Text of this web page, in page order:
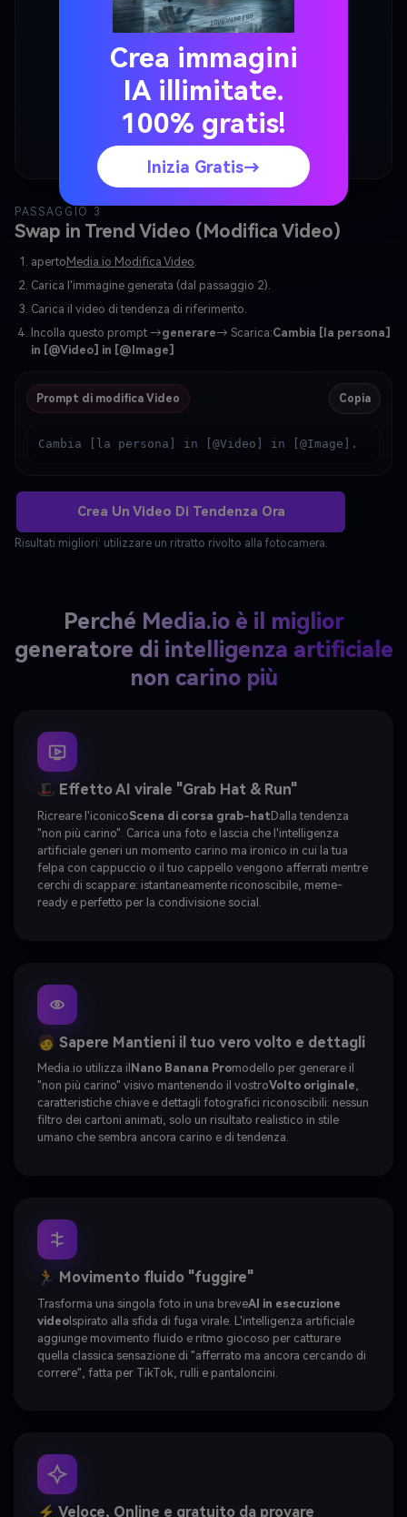
PASSAGGIO 3
Swap in Trend Video (Modifica Video)
aperto Media.io Modifica Video.
Carica l'immagine generata (dal passaggio 2).
Carica il video di tendenza di riferimento.
Incolla questo prompt →generare→ Scarica:Cambia [la persona]
in [@Video] in [@Image]
Prompt di modifica Video Copia
Cambia [la persona] in [@Video] in [@Image].
Crea Un Video Di Tendenza Ora
Risultati migliori: utilizzare un ritratto rivolto alla fotocamera.
Perché Media.io è il miglior
generatore di intelligenza artificiale
non carino più
🎩 Effetto AI virale "Grab Hat & Run"
Ricreare l'iconicoScena di corsa grab-hat Dalla tendenza
"non più carino". Carica una foto e lascia che l'intelligenza
artificiale generi un momento carino ma ironico in cui la tua
felpa con cappuccio o il tuo cappello vengono afferrati mentre
cerchi di scappare: istantaneamente riconoscibile, meme-
ready e perfetto per la condivisione social.
🧑 Sapere Mantieni il tuo vero volto e dettagli
Media.io utilizza il Nano Banana Promodello per generare il
"non più carino" visivo mantenendo il vostroVolto originale,
caratteristiche chiave e dettagli fotografici riconoscibili: nessun
filtro dei cartoni animati, solo un risultato realistico in stile
umano che sembra ancora carino e di tendenza.
🏃 Movimento fluido "fuggire"
Trasforma una singola foto in una breveAI in esecuzione
videoIspirato alla sfida di fuga virale. L'intelligenza artificiale
aggiunge movimento fluido e ritmo giocoso per catturare
quella classica sensazione di "afferrato ma ancora cercando di
correre", fatta per TikTok, rulli e pantaloncini.
⚡ Veloce, Online e gratuito da provare
Crea immagini
IA illimitate.
100% gratis!
Inizia Gratis→